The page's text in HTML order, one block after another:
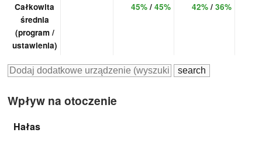
Całkowita
średnia
(program /
ustawienia)
45%/ 45% 42%/ 36%
Wpływ na otoczenie
Hałas